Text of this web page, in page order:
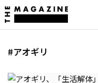
#アオギリ